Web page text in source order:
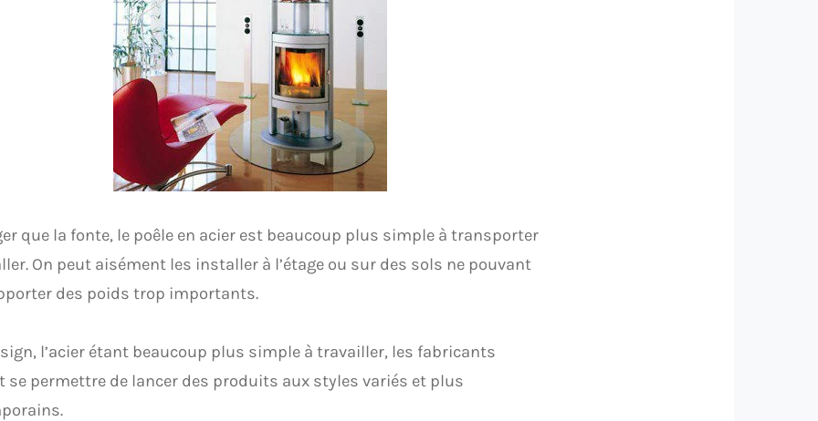
que la fonte, le poêle en acier est beaucoup plus simple à transporter
On peut aisément les installer à l’étage ou sur des sols ne pouvant
des poids trop importants.
l’acier étant beaucoup plus simple à travailler, les fabricants
se permettre de lancer des produits aux styles variés et plus